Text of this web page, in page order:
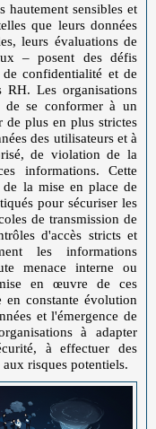
hautement sensibles et
que leurs données
leurs évaluations de
– posent des défis
confidentialité et de
RH. Les organisations
de se conformer à un
de plus en plus strictes
des utilisateurs et à
de violation de la
informations. Cette
la mise en place de
pour sécuriser les
de transmission de
d'accès stricts et
les informations
menace interne ou
en œuvre de ces
en constante évolution
et l'émergence de
à adapter
à effectuer des
risques potentiels.